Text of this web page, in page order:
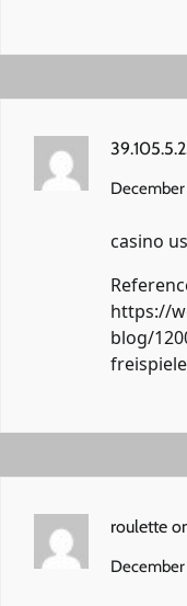
December
casino
https://
blog/
roulette